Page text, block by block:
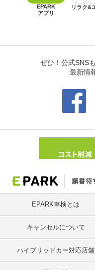
EPARK車検とは
キャンセルについて
ハイブリッドカー対応店舗